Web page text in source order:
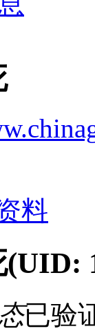
料
(UID:
已验